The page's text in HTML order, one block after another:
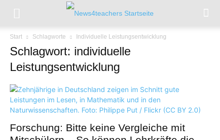
Start Schlagworte Individuelle Leistungsentwicklung
Schlagwort: individuelle
Leistungsentwicklung
Forschung: Bitte keine Vergleiche mit